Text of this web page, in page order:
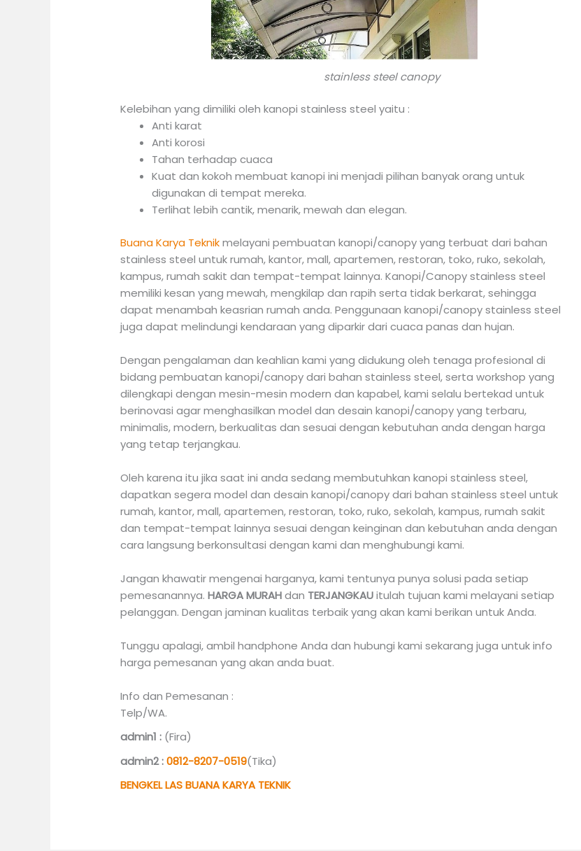
stainless steel canopy
Kelebihan yang dimiliki oleh kanopi stainless steel yaitu :
Anti karat
Anti korosi
Tahan terhadap cuaca
Kuat dan kokoh membuat kanopi ini menjadi pilihan banyak orang untuk
digunakan di tempat mereka.
Terlihat lebih cantik, menarik, mewah dan elegan.
Buana Karya Teknikmelayani pembuatan kanopi/canopy yang terbuat dari bahan
stainless steel untuk rumah, kantor, mall, apartemen, restoran, toko, ruko, sekolah,
kampus, rumah sakit dan tempat-tempat lainnya. Kanopi/Canopy stainless steel
memiliki kesan yang mewah, mengkilap dan rapih serta tidak berkarat, sehingga
dapat menambah keasrian rumah anda. Penggunaan kanopi/canopy stainless steel
juga dapat melindungi kendaraan yang diparkir dari cuaca panas dan hujan.
Dengan pengalaman dan keahlian kami yang didukung oleh tenaga profesional di
bidang pembuatan kanopi/canopy dari bahan stainless steel, serta workshop yang
dilengkapi dengan mesin-mesin modern dan kapabel, kami selalu bertekad untuk
berinovasi agar menghasilkan model dan desain kanopi/canopy yang terbaru,
minimalis, modern, berkualitas dan sesuai dengan kebutuhan anda dengan harga
yang tetap terjangkau.
Oleh karena itu jika saat ini anda sedang membutuhkan kanopi stainless steel,
dapatkan segera model dan desain kanopi/canopy dari bahan stainless steel untuk
rumah, kantor, mall, apartemen, restoran, toko, ruko, sekolah, kampus, rumah sakit
dan tempat-tempat lainnya sesuai dengan keinginan dan kebutuhan anda dengan
cara langsung berkonsultasi dengan kami dan menghubungi kami.
Jangan khawatir mengenai harganya, kami tentunya punya solusi pada setiap
pemesanannya.HARGA MURAHdan TERJANGKAUitulah tujuan kami melayani setiap
pelanggan. Dengan jaminan kualitas terbaik yang akan kami berikan untuk Anda.
Tunggu apalagi, ambil handphone Anda dan hubungi kami sekarang juga untuk info
harga pemesanan yang akan anda buat.
Info dan Pemesanan :
Telp/WA.
admin1 : (Fira)
admin2 :0812-8207-0519(Tika)
BENGKEL LAS BUANA KARYA TEKNIK